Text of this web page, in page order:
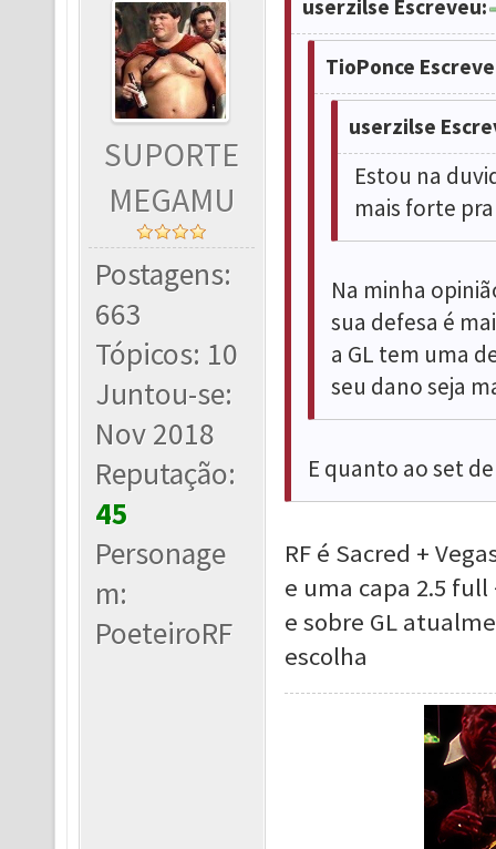
SUPORTE
MEGAMU
Postagens:
663
Tópicos: 10
Juntou-se:
Nov 2018
Reputação:
45
Personage
m:
PoeteiroRF
userzilse Escreveu:
TioPonce
userzilse
Estou na
mais forte
Na minha
sua defesa é
a GL tem uma
seu dano seja
E quanto ao set
RF é Sacred +
e uma capa 2.5 full
e sobre GL
escolha